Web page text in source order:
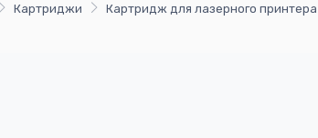
Картриджи
Картридж для лазерного принтера